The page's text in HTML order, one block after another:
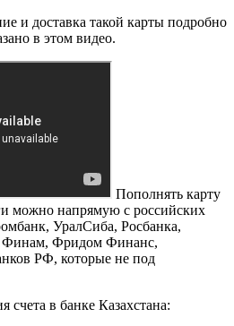
и доставка такой карты подробно
в этом видео.
Пополнять карту
можно напрямую с российских
УралСиба, Росбанка,
Финам, Фридом Финанс,
РФ, которые не под
в банке Казахстана: